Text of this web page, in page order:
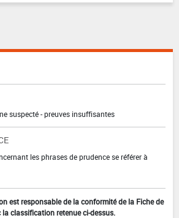
suspecté - preuves insuffisantes
les phrases de prudence se référer à
est responsable de la conformité de la Fiche de
la classification retenue ci-dessus.